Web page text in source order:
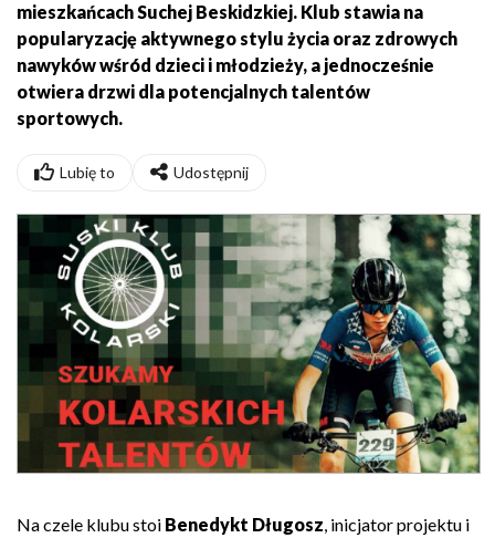
mieszkańcach Suchej Beskidzkiej. Klub stawia na
popularyzację aktywnego stylu życia oraz zdrowych
nawyków wśród dzieci i młodzieży, a jednocześnie
otwiera drzwi dla potencjalnych talentów
sportowych.
Lubię to Udostępnij
Na czele klubu stoi Benedykt Długosz , inicjator projektu i